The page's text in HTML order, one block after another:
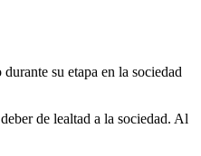
su etapa en la sociedad
de lealtad a la sociedad. Al